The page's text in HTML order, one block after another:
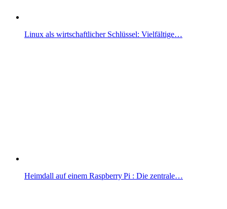
Linux als wirtschaftlicher Schlüssel: Vielfältige…
Heimdall auf einem Raspberry Pi : Die zentrale…